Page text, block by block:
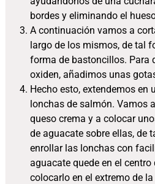
bordes y eliminando el
A continuación vamos a
largo de los mismos, de tal
forma de bastoncillos. Para
oxiden, añadimos unas
Hecho esto, extendemos en
lonchas de salmón. Vamos
queso crema y a colocar
de aguacate sobre ellas, de
enrollar las lonchas con
aguacate quede en el
colocarlo en el extremo de